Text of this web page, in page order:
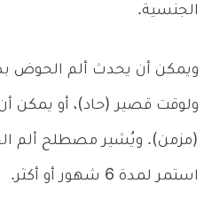
الجنسية.
ويمكن أن يحدث ألم الحوض
ولوقت قصير (حاد)، أو يمكن
(مزمن). ويُشير مصطلح ألم
استمر لمدة 6 شهور أو أكثر.